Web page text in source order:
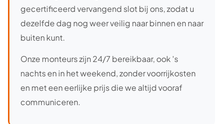
gecertificeerd vervangend slot bij ons, zodat u
dezelfde dag nog weer veilig naar binnen en naar
buiten kunt.
Onze monteurs zijn 24/7 bereikbaar, ook 's
nachts en in het weekend, zonder voorrijkosten
en met een eerlijke prijs die we altijd vooraf
communiceren.